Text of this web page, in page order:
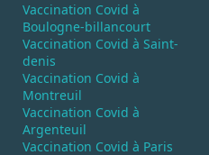
Vaccination Covid à
Boulogne-billancourt
Vaccination Covid à Saint-
denis
Vaccination Covid à
Montreuil
Vaccination Covid à
Argenteuil
Vaccination Covid à Paris